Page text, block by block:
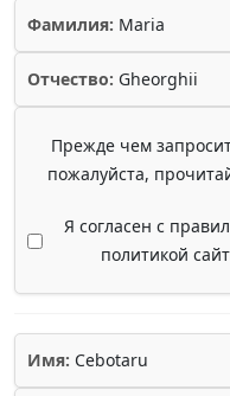
Фамилия: Maria
Отчество: Gheorghii
Прежде чем
пожалуйста,
Я согласен с
политикой
Имя: Cebotaru